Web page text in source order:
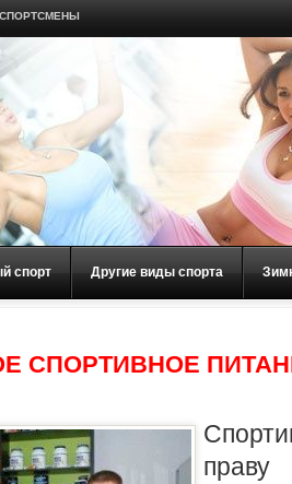
спорт Другие виды спорта
СПОРТИВНОЕ